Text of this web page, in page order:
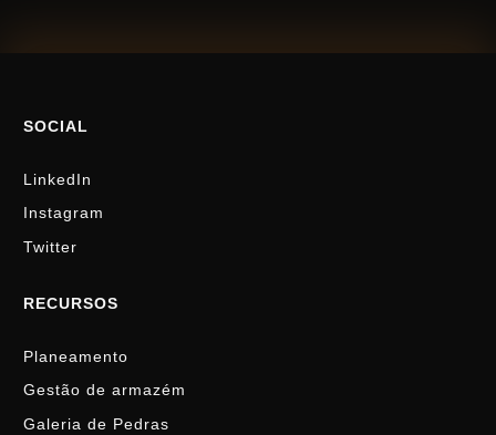
SOCIAL
LinkedIn
Instagram
Twitter
RECURSOS
Planeamento
Gestão de armazém
Galeria de Pedras